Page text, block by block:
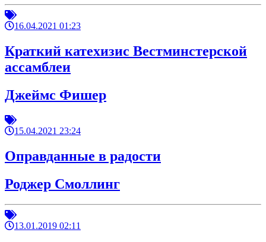
16.04.2021 01:23
Краткий катехизис Вестминстерской
ассамблеи
Джеймс Фишер
15.04.2021 23:24
Оправданные в радости
Роджер Смоллинг
13.01.2019 02:11